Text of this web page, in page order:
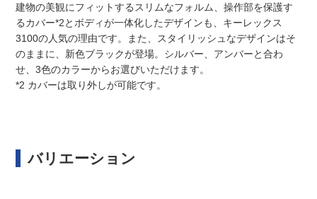
建物の美観にフィットするスリムなフォルム、操作部を保護す
るカバー*2とボディが一体化したデザインも、キーレックス
3100の人気の理由です。また、スタイリッシュなデザインはそ
のままに、新色ブラックが登場。シルバー、アンバーと合わ
せ、3色のカラーからお選びいただけます。
*2 カバーは取り外しが可能です。
バリエーション